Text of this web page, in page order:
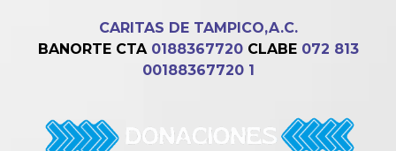
CARITAS DE TAMPICO,A.C.
BANORTE CTA 0188367720CLABE 072 813
00188367720 1